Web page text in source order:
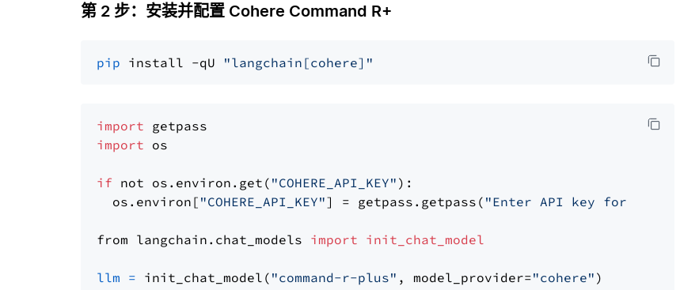
第 2 步：安装并配置 Cohere Command R+
pip install -qU "langchain[cohere]"
import
import os
if not os.environ.get( "COHERE_API_KEY" ):
  os.environ[
"COHERE_API_KEY"] = getpass.getpass( "Enter API key for Cohere: "
from langchain.chat_models import init_chat_model
llm = init_chat_model( "command-r-plus" , model_provider="cohere"